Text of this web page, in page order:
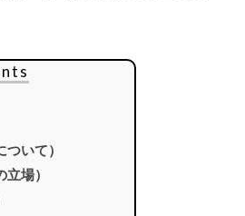
いて）
場）